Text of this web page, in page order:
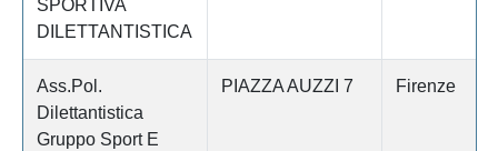
SPORTIVA
DILETTANTISTICA
Ass.Pol.
Dilettantistica
Gruppo Sport E
PIAZZA AUZZI 7 Firenze